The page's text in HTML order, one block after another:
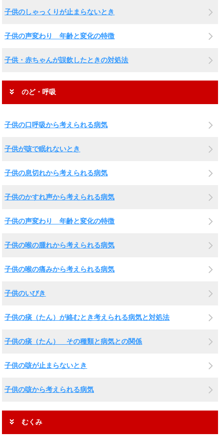
子供のしゃっくりが止まらないとき
子供の声変わり 年齢と変化の特徴
子供・赤ちゃんが誤飲したときの対処法
のど・呼吸
子供の口呼吸から考えられる病気
子供が咳で眠れないとき
子供の息切れから考えられる病気
子供のかすれ声から考えられる病気
子供の声変わり 年齢と変化の特徴
子供の喉の腫れから考えられる病気
子供の喉の痛みから考えられる病気
子供のいびき
子供の痰（たん）が絡むとき考えられる病気と対処法
子供の痰（たん） その種類と病気との関係
子供の咳が止まらないとき
子供の咳から考えられる病気
むくみ